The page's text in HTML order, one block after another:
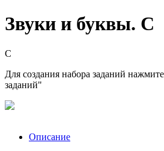
Звуки и буквы. С
С
Для создания набора заданий
заданий"
Описание